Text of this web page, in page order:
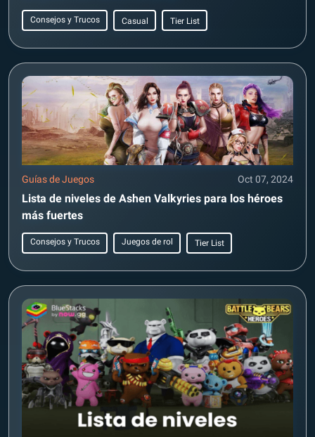
Consejos y Trucos Casual Tier List
Guías de Juegos Oct 07, 2024
Lista de niveles de Ashen Valkyries para los héroes
más fuertes
Consejos y Trucos Juegos de rol Tier List